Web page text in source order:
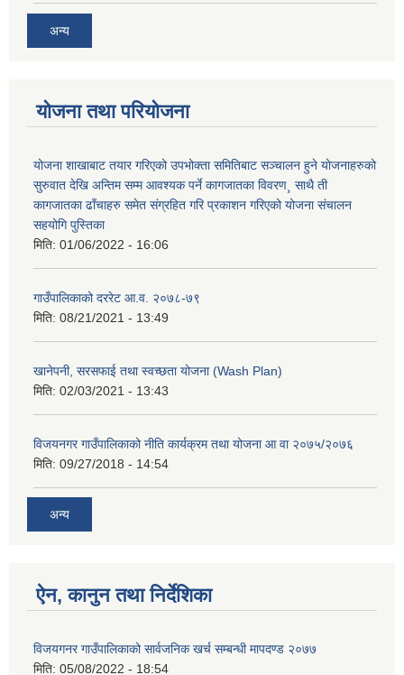
अन्य
योजना तथा परियोजना
योजना शाखाबाट तयार गरिएको उपभोक्ता समितिबाट सञ्चालन हुने योजनाहरुको
सुरुवात देखि अन्तिम सम्म आवश्यक पर्ने कागजातका विवरण¸ साथै ती
कागजातका ढाँचाहरु समेत संग्रहित गरि प्रकाशन गरिएको योजना संचालन
सहयोगि पुस्तिका
मिति: 01/06/2022 - 16:06
गाउँपालिकाको दररेट आ.व. २०७८-७९
मिति: 08/21/2021 - 13:49
खानेपनी, सरसफाई तथा स्वच्छता योजना (Wash Plan)
मिति: 02/03/2021 - 13:43
विजयनगर गाउँपालिकाको नीति कार्यक्रम तथा योजना आ वा २०७५/२०७६
मिति: 09/27/2018 - 14:54
अन्य
ऐन, कानुन तथा निर्देशिका
विजयगनर गाउँपालिकाको सार्वजनिक खर्च सम्बन्धी मापदण्ड २०७७
मिति: 05/08/2022 - 18:54